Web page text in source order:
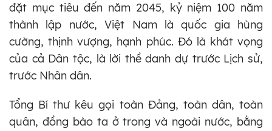
đặt mục tiêu đến năm 2045, kỷ niệm 100 năm
thành lập nước, Việt Nam là quốc gia hùng
cường, thịnh vượng, hạnh phúc. Đó là khát vọng
của cả Dân tộc, là lời thề danh dự trước Lịch sử,
trước Nhân dân.
Tổng Bí thư kêu gọi toàn Đảng, toàn dân, toàn
quân, đồng bào ta ở trong và ngoài nước, bằng